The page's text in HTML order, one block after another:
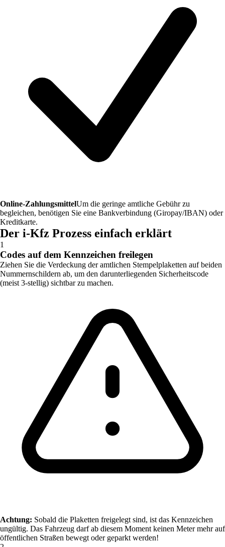
Online-ZahlungsmittelUm die geringe amtliche Gebühr zu
begleichen, benötigen Sie eine Bankverbindung (Giropay/IBAN) oder
Kreditkarte.
Der i-Kfz Prozess einfach erklärt
1
Codes auf dem Kennzeichen freilegen
Ziehen Sie die Verdeckung der amtlichen Stempelplaketten auf beiden
Nummernschildern ab, um den darunterliegenden Sicherheitscode
(meist 3-stellig) sichtbar zu machen.
Achtung: Sobald die Plaketten freigelegt sind, ist das Kennzeichen
ungültig. Das Fahrzeug darf ab diesem Moment keinen Meter mehr auf
öffentlichen Straßen bewegt oder geparkt werden!